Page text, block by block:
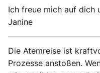
Ich freue mich auf dich
Janine
Die Atemreise ist
Prozesse anstoßen.